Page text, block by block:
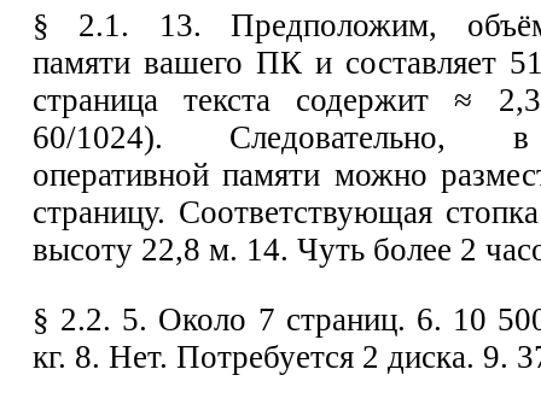
§ 2.1. 13. Предположим,
памяти вашего ПК и составляет
страница текста содержит ≈
60/1024). Следовательно,
оперативной памяти можно
страницу. Соответствующая
высоту 22,8 м. 14. Чуть более 2
§ 2.2. 5. Около 7 страниц. 6. 10
кг. 8. Нет. Потребуется 2 диска. 9.